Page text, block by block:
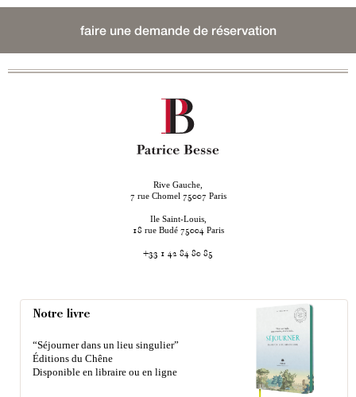
faire une demande de réservation
Rive Gauche,
7 rue Chomel 75007 Paris
Ile Saint-Louis,
18 rue Budé 75004 Paris
+33 1 42 84 80 85
Notre livre
“Séjourner dans un lieu singulier”
Éditions du Chêne
Disponible en libraire ou en ligne